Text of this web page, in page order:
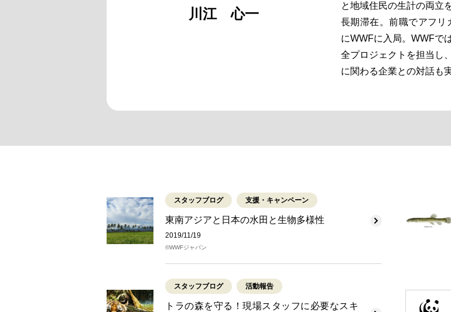
川江 心一
と地域住民の生計の両立
長期滞在。前職でアフリ
にWWFに入局。WWFで
全プロジェクトを担当し
に関わる企業との対話も
スタッフブログ 支援・キャンペーン
東南アジアと日本の水田と生物多様性
2019/11/19
©WWFジャパン
スタッフブログ 活動報告
トラの森を守る！現場スタッフに必要なスキ